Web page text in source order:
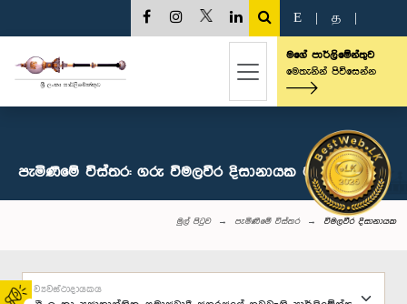
E த
මගේ පාර්ලිමේන්තුව
මෙතැනින් පිවිසෙන්න
පැමිණීමේ විස්තර: ගරු විමලවීර දිසානායක මහතා, පා.ම.
මුල් පිටුව පැමිණීමේ විස්තර විමලවීර දිසානායක
ව්‍යවස්ථාදායකය